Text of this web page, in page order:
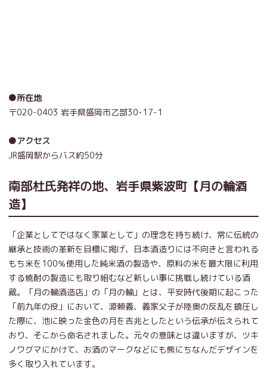
●所在地
〒020-0403 岩手県盛岡市乙部30-17-1
●アクセス
JR盛岡駅からバス約50分
南部杜氏発祥の地、岩手県紫波町【月の輪酒
造】
「企業としてではなく家業として」の理念を持ち続け、常に伝統の
継承と技術の革新を目標に掲げ、日本酒造りには不向きと言われる
もち米を100％使用した純米酒の製造や、原料の米を最大限に利用
する焼酎の製造にも取り組むなど新しい事に挑戦し続けている酒
蔵。「月の輪酒造店」の「月の輪」とは、平安時代後期に起こった
「前九年の役」において、源頼義、義家父子が陸奥の反乱を鎮圧し
た際に、池に映った金色の月を吉兆としたという伝承が伝えられて
おり、そこから命名されました。元々の意味とは違いますが、ツキ
ノワグマにかけて、お酒のマークなどにも熊にちなんだデザインを
多く取り入れています。